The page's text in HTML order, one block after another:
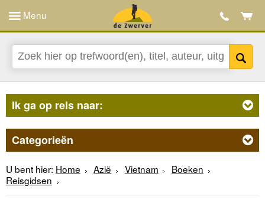
Menu
Ik ga op reis naar:
Categorieën
U bent hier: Home Azië Vietnam
Boeken
Reisgidsen